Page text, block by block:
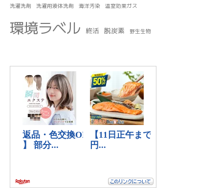
洗濯洗剤 洗濯用液体洗剤 海洋汚染 温室効果ガス
環境ラベル 終活 脱炭素 野生生物